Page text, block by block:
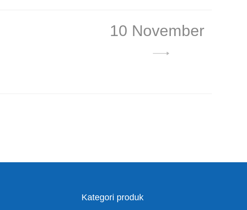
10 November
Kategori produk